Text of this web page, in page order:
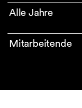
Alle Jahre
Mitarbeitende